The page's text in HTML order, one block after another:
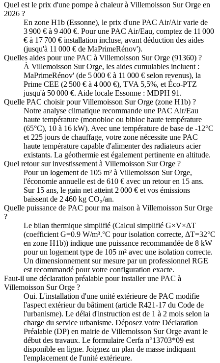
Quel est le prix d'une pompe à chaleur à Villemoisson Sur Orge en
2026 ?
En zone H1b (Essonne), le prix d'une PAC Air/Air varie de
3 900 € à 9 400 €. Pour une PAC Air/Eau, comptez de 11 000
€ à 17 700 € installation incluse, avant déduction des aides
(jusqu'à 11 000 € de MaPrimeRénov').
Quelles aides pour une PAC à Villemoisson Sur Orge (91360) ?
À Villemoisson Sur Orge, les aides cumulables incluent :
MaPrimeRénov' (de 5 000 € à 11 000 € selon revenus), la
Prime CEE (2 500 € à 4 000 €), TVA 5,5%, et Éco-PTZ
jusqu'à 50 000 €. Aide locale Essonne : MDPH 91.
Quelle PAC choisir pour Villemoisson Sur Orge (zone H1b) ?
Notre analyse climatique recommande une PAC Air/Eau
haute température (monobloc ou bibloc haute température
(65°C), 10 à 16 kW). Avec une température de base de -12°C
et 225 jours de chauffage, votre zone nécessite une PAC
haute température capable d'alimenter des radiateurs acier
existants. La géothermie est également pertinente en altitude.
Quel retour sur investissement à Villemoisson Sur Orge ?
Pour un logement de 105 m² à Villemoisson Sur Orge,
l'économie annuelle est de 610 € avec un retour en 15 ans.
Sur 15 ans, le gain net atteint 2 000 € et vos émissions
baissent de 2 460 kg CO₂/an.
Quelle puissance de PAC pour ma maison à Villemoisson Sur Orge
?
Le bilan thermique simplifié (Calcul simplifié G×V×ΔT
(coefficient G=0.9 W/m³.°C pour isolation correcte, ΔT=32°C
en zone H1b)) indique une puissance recommandée de 8 kW
pour un logement type de 105 m² avec une isolation correcte.
Un dimensionnement sur mesure par un professionnel RGE
est recommandé pour votre configuration exacte.
Faut-il une déclaration préalable pour installer une PAC à
Villemoisson Sur Orge ?
Oui. L'installation d'une unité extérieure de PAC modifie
l'aspect extérieur du bâtiment (article R421-17 du Code de
l'urbanisme). Le délai d'instruction est de 1 à 2 mois selon la
charge du service urbanisme. Déposez votre Déclaration
Préalable (DP) en mairie de Villemoisson Sur Orge avant le
début des travaux. Le formulaire Cerfa n°13703*09 est
disponible en ligne. Joignez un plan de masse indiquant
l'emplacement de l'unité extérieure.